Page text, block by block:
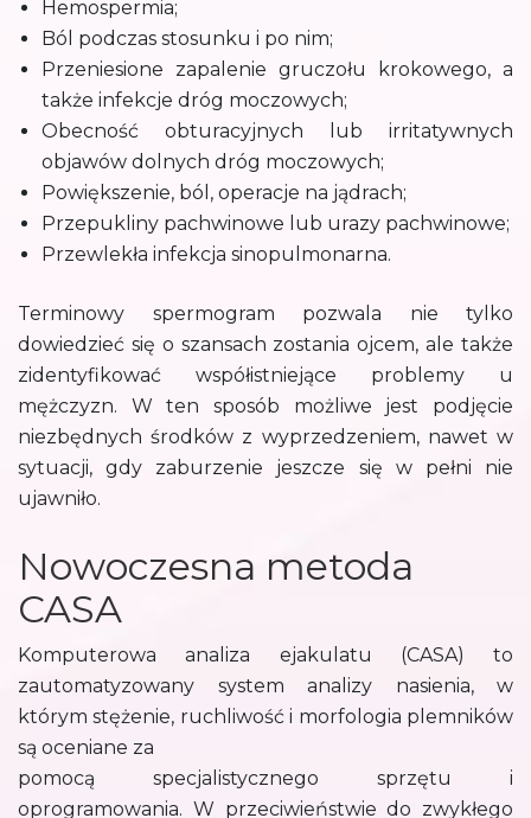
Hemospermia;
Ból podczas stosunku i po nim;
Przeniesione zapalenie gruczołu krokowego, a
także infekcje dróg moczowych;
Obecność obturacyjnych lub irritatywnych
objawów dolnych dróg moczowych;
Powiększenie, ból, operacje na jądrach;
Przepukliny pachwinowe lub urazy pachwinowe;
Przewlekła infekcja sinopulmonarna.
Terminowy spermogram pozwala nie tylko
dowiedzieć się o szansach zostania ojcem, ale także
zidentyfikować współistniejące problemy u
mężczyzn. W ten sposób możliwe jest podjęcie
niezbędnych środków z wyprzedzeniem, nawet w
sytuacji, gdy zaburzenie jeszcze się w pełni nie
ujawniło.
Nowoczesna metoda
CASA
Komputerowa analiza ejakulatu (CASA) to
zautomatyzowany system analizy nasienia, w
którym stężenie, ruchliwość i morfologia plemników
są oceniane za
pomocą specjalistycznego sprzętu i
oprogramowania. W przeciwieństwie do zwykłego